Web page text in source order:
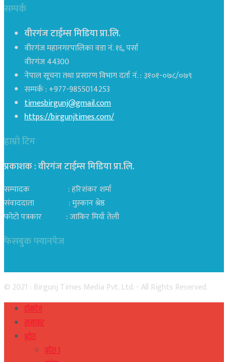
सम्पर्क
वीरगंज टाईम्स मिडिया प्रा.लि.
वीरगंज महानगरपालिका वडा नं. १६, पर्सा
वीरगंज 44300
नेपाल सूचना तथा प्रसारण विभाग दर्ता नं. : ३१०१-०७८/०७९
सम्पर्क : +977-9855014253
timesbirgunj@gmail.com
https://birgunjtimes.com/
हाम्रो टिम
प्रकाशक : वीरगंज टाईम्स मिडिया प्रा‍.लि.
सम्पादक : हरिशंकर शर्मा
संवाददाता : मुस्कान श्रेष्ठ
फोटो पत्रकार : जाकिर मियाँ तेली
फेसबुक फ्यानपेज
© 2021 : Birgunj Times Media Pvt. Ltd. - All Rights Reserved.
होमपेज
समाचार
प्रदेश
प्रदेश १